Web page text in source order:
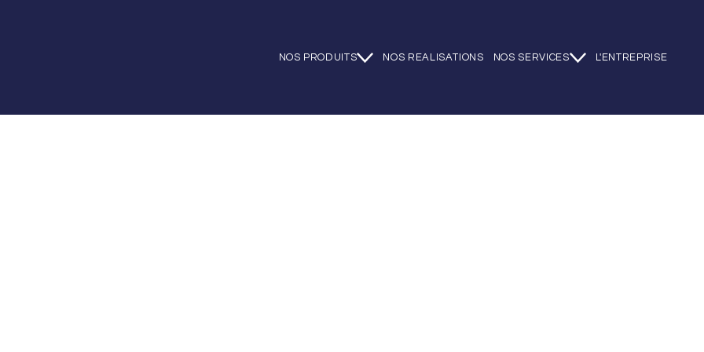
NOS PRODUITS NOS REALISATIONS NOS SERVICES L'ENTREPRISE